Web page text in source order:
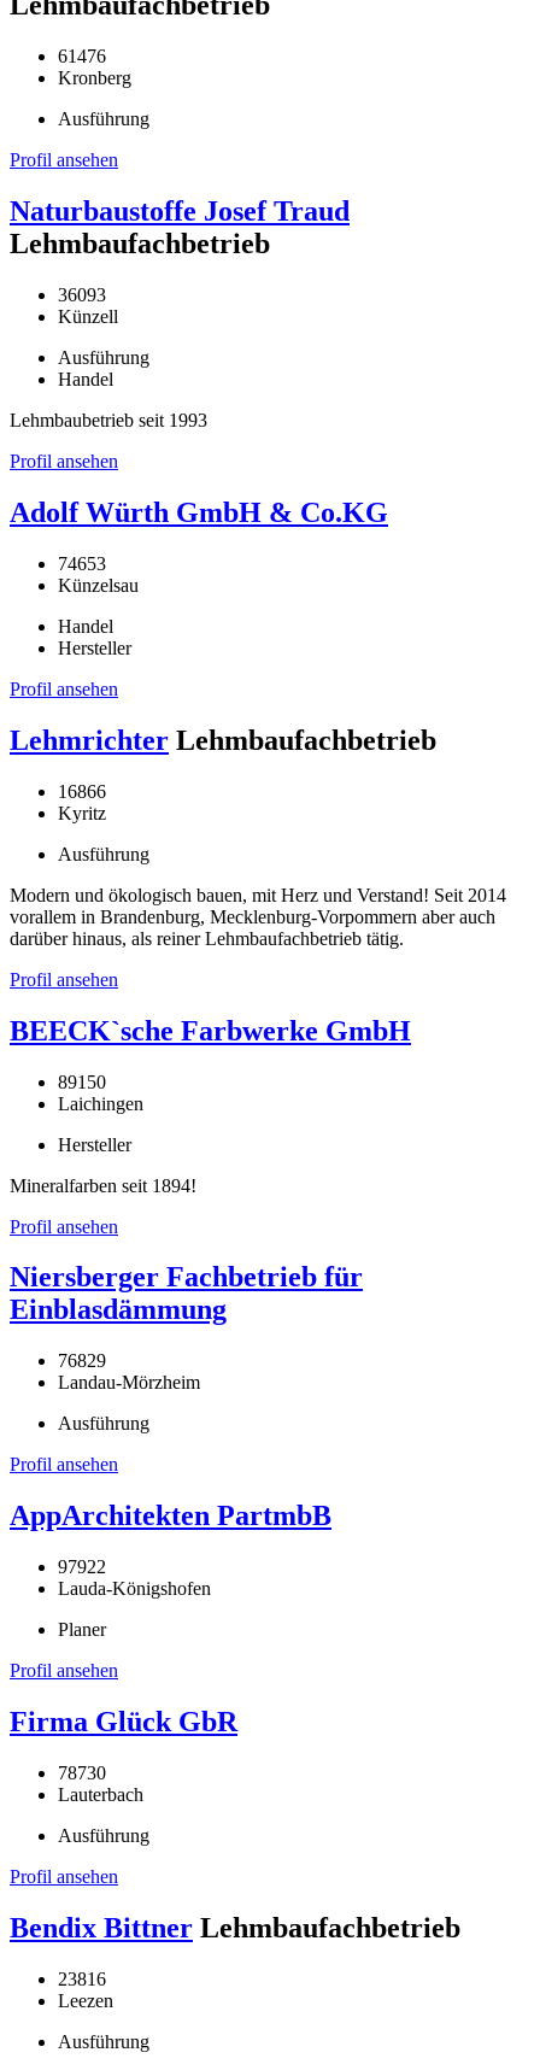
61476
Kronberg
Ausführung
Profil ansehen
Naturbaustoffe Josef Traud
Lehmbaufachbetrieb
36093
Künzell
Ausführung
Handel
Lehmbaubetrieb seit 1993
Profil ansehen
Adolf Würth GmbH & Co.KG
74653
Künzelsau
Handel
Hersteller
Profil ansehen
Lehmrichter Lehmbaufachbetrieb
16866
Kyritz
Ausführung
Modern und ökologisch bauen, mit Herz und Verstand! Seit 2014
vorallem in Brandenburg, Mecklenburg-Vorpommern aber auch
darüber hinaus, als reiner Lehmbaufachbetrieb tätig.
Profil ansehen
BEECK`sche Farbwerke GmbH
89150
Laichingen
Hersteller
Mineralfarben seit 1894!
Profil ansehen
Niersberger Fachbetrieb für
Einblasdämmung
76829
Landau-Mörzheim
Ausführung
Profil ansehen
AppArchitekten PartmbB
97922
Lauda-Königshofen
Planer
Profil ansehen
Firma Glück GbR
78730
Lauterbach
Ausführung
Profil ansehen
Bendix Bittner Lehmbaufachbetrieb
23816
Leezen
Ausführung